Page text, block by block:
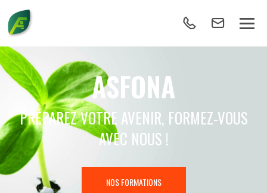
ASFONA
PRÉPAREZ VOTRE AVENIR, FORMEZ-VOUS
AVEC NOUS !
NOS FORMATIONS